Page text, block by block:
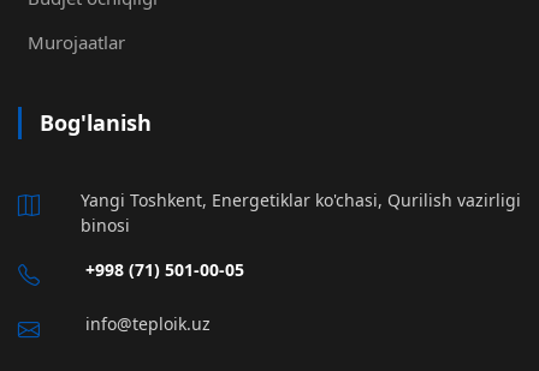
Murojaatlar
Bog'lanish
Yangi Toshkent, Energetiklar ko'chasi, Qurilish vazirligi
binosi
+998 (71) 501-00-05
info@teploik.uz